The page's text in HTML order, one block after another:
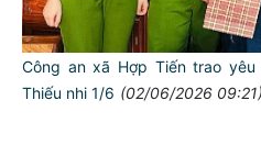
Công an xã Hợp Tiến trao
Thiếu nhi 1/6 (02/06/2026 09:21)
Đối với chính phủ, phải
TUYỆT ĐỐI
Đối với nhân dân, phải
KÍNH